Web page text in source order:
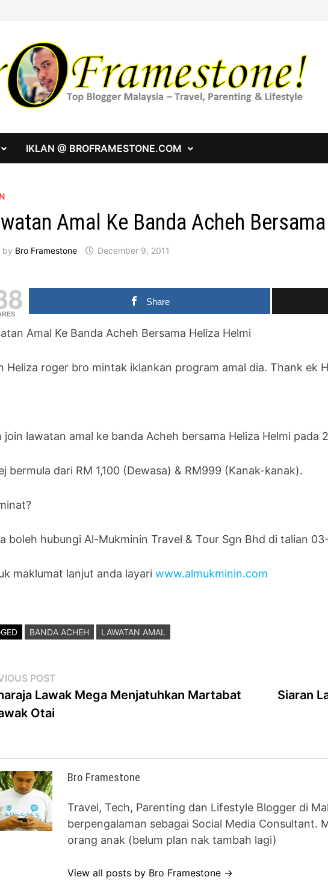
IKLAN @ BROFRAMESTONE.COM
Amal Ke Banda Acheh
by Bro Framestone December 9, 2011
Share
Amal Ke Banda Acheh Bersama Heliza Helmi
Heliza roger bro mintak iklankan program amal dia. Thank ek
join lawatan amal ke banda Acheh bersama Heliza Helmi pada
bermula dari RM 1,100 (Dewasa) & RM999 (Kanak-kanak).
boleh hubungi Al-Mukminin Travel & Tour Sgn Bhd di talian
maklumat lanjut anda layariwww.almukminin.com
BANDA ACHEH LAWATAN AMAL
POST
post:
Lawak Mega Menjatuhkan Martabat
Otai
Siaran
Bro Framestone
Travel, Tech, Parenting dan Lifestyle Blogger di
berpengalaman sebagai Social Media Consultant.
orang anak (belum plan nak tambah lagi)
View all posts by Bro Framestone →